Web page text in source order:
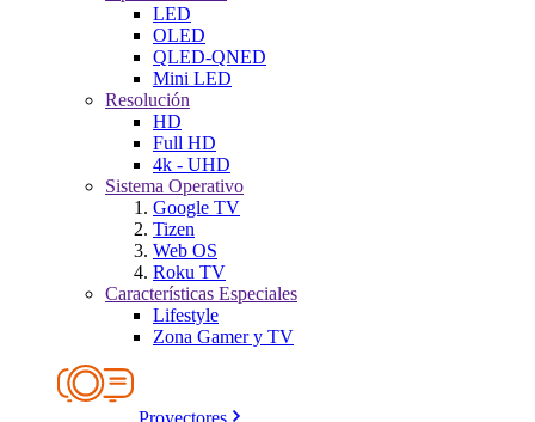
LED
OLED
QLED-QNED
Mini LED
Resolución
HD
Full HD
4k - UHD
Sistema Operativo
Google TV
Tizen
Web OS
Roku TV
Características Especiales
Lifestyle
Zona Gamer y TV
Proyectores